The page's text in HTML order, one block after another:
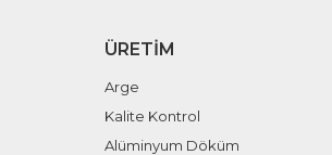
ÜRETIM
Arge
Kalite Kontrol
Alüminyum Döküm